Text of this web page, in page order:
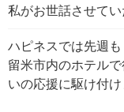
私がお世話させて
ハピネスでは先週
留米市内のホテル
いの応援に駆け付